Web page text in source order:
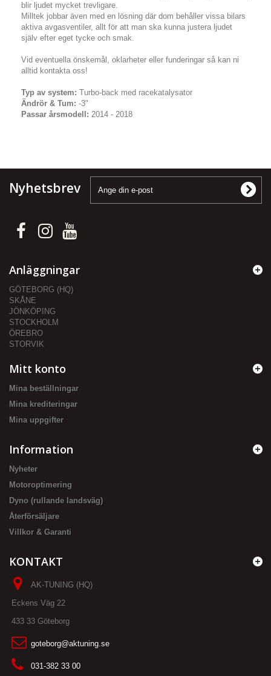
blir ljudet mycket trevligare.
Milltek jobbar även med en lösning där dom behåller vissa bilars
aktiva avgasventiler, allt för att man ska kunna justera ljudet
själv efter eget tycke och smak.
Vid eventuella önskemål, oklarheter eller funderingar så kan ni
alltid kontakta oss!
Typ av system: Turbo-back med racekatalysator
Ändrör & Tum: -3"
Passar årsmodell: 2014 - 2018
Nyhetsbrev
Anläggningar
GÖTEBORG (HQ)
SKÅNE
JÖNKÖPING
STOCKHOLM
ÖREBRO
STORVIK
Mitt konto
Mina beställningar
Mina krediteringar
Mina uppgifter
Information
Nyheter
Motoroptimering
Dyno (rullande landsväg)
Återförsäljare
Villkor & Garanti
KONTAKT
AK-TUNING (HQ)
Eckens Väg 22
433 33 Göteborg
goteborg@aktuning.se
031-382 33 00